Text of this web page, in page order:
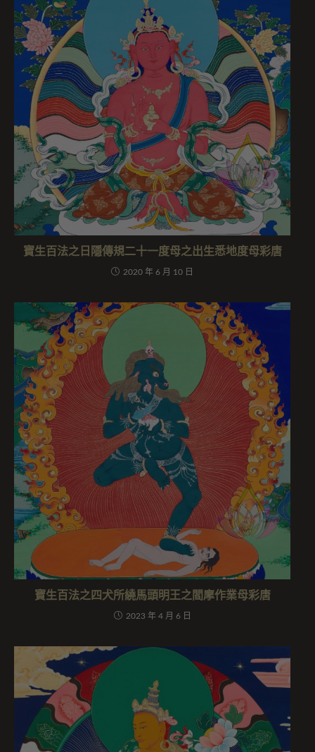
寶生百法之日隱傳規二十一度母之出生悉地度母彩唐
2020 年 6 月 10 日
寶生百法之四犬所繞馬頭明王之閻摩作業母彩唐
2023 年 4 月 6 日